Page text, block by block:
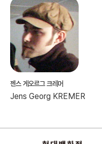
젠스 게오르그 크레머
Jens Georg KREMER